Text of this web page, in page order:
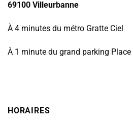
69100 Villeurbanne
À 4 minutes du métro Gratte Ciel
À 1 minute du grand parking
HORAIRES